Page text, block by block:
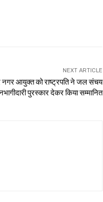
NEXT ARTICLE
नगर आयुक्त को राष्ट्रपति ने जल संचय
पुरस्कार देकर किया सम्मानित